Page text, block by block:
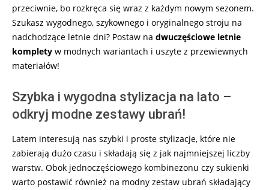
przeciwnie, bo rozkręca się wraz z każdym nowym sezonem.
Szukasz wygodnego, szykownego i oryginalnego stroju na
nadchodzące letnie dni? Postaw na dwuczęściowe letnie
komplety w modnych wariantach i uszyte z przewiewnych
materiałów!
Szybka i wygodna stylizacja na lato –
odkryj modne zestawy ubrań!
Latem interesują nas szybki i proste stylizacje, które nie
zabierają dużo czasu i składają się z jak najmniejszej liczby
warstw. Obok jednoczęściowego kombinezonu czy sukienki
warto postawić również na modny zestaw ubrań składający